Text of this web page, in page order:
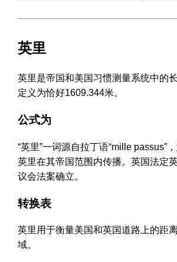
英里
英里是帝国和美国习惯测量系统中的
定义为恰好1609.344米。
公式为
“英里”一词源自拉丁语“mille passus”
英里在其帝国范围内传播。英国法定
议会法案确立。
转换表
英里用于衡量美国和英国道路上的距
域。